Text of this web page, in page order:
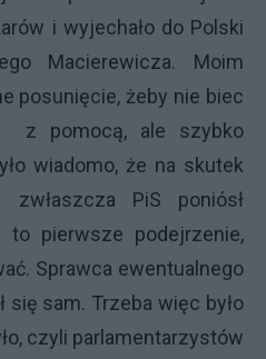
i wyjechało do Polski
Macierewicza. Moim
posunięcie, żeby nie biec
z pomocą, ale szybko
wiadomo, że na skutek
zwłaszcza PiS poniósł
to pierwsze podejrzenie,
Sprawca ewentualnego
się sam. Trzeba więc było
czyli parlamentarzystów